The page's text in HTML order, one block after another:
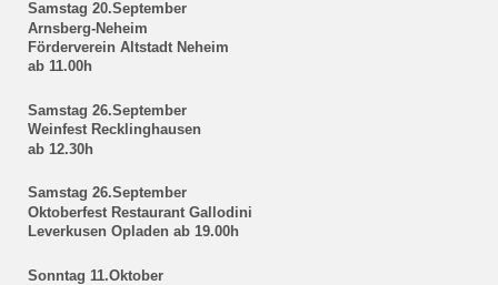
Samstag 20.September
Arnsberg-Neheim
Förderverein Altstadt Neheim
ab 11.00h
Samstag 26.September
Weinfest Recklinghausen
ab 12.30h
Samstag 26.September
Oktoberfest Restaurant Gallodini
Leverkusen Opladen ab 19.00h
Sonntag 11.Oktober